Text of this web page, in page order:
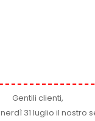
Gentili clienti,
31 luglio il nostro